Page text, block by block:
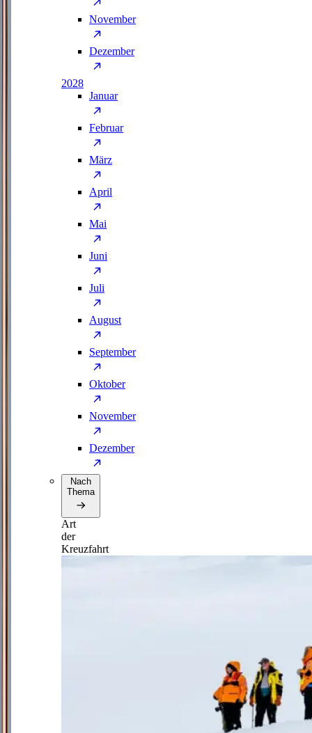
November
Dezember
2028
Januar
Februar
März
April
Mai
Juni
Juli
August
September
Oktober
November
Dezember
Nach
Thema
Art
der
Kreuzfahrt